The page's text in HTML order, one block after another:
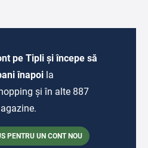
pe Tipli și începe să
înapoi la
și în alte 887
PENTRU UN CONT NOU